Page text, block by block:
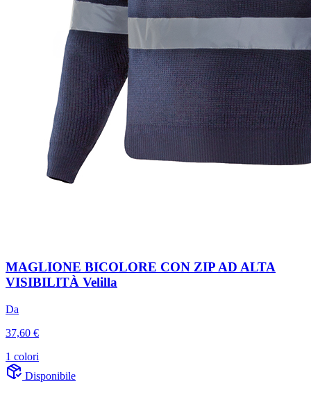
MAGLIONE BICOLORE CON ZIP AD ALTA
VISIBILITÀ Velilla
Da
37,60 €
1 colori
Disponibile